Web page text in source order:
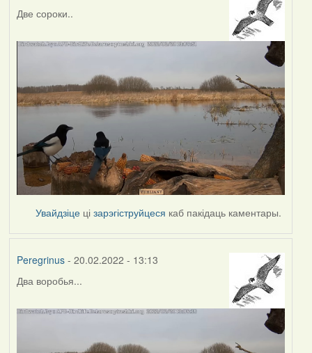
Две сороки..
Увайдзіце цізарэгіструйцеся каб пакідаць каментары.
Peregrinus- 20.02.2022 - 13:13
Два воробья...